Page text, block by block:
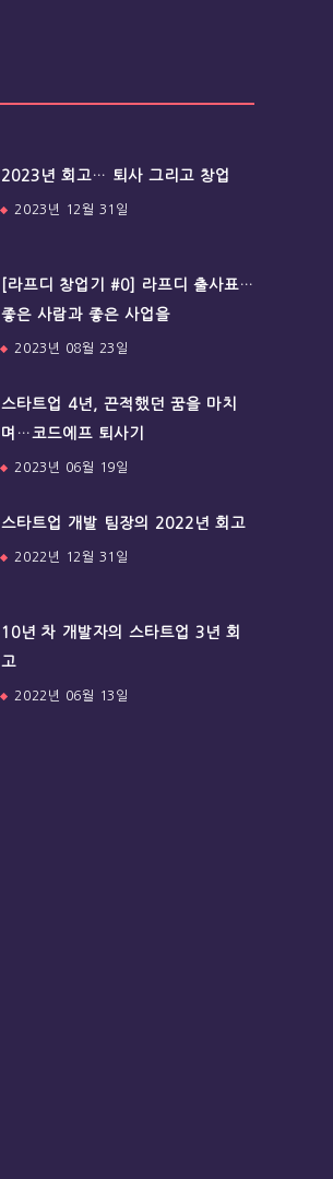
2023년 회고… 퇴사 그리고 창업
2023년 12월 31일
[라프디 창업기 #0] 라프디 출사표…
좋은 사람과 좋은 사업을
2023년 08월 23일
스타트업 4년, 끈적했던 꿈을 마치
며…코드에프 퇴사기
2023년 06월 19일
스타트업 개발 팀장의 2022년 회고
2022년 12월 31일
10년 차 개발자의 스타트업 3년 회
고
2022년 06월 13일